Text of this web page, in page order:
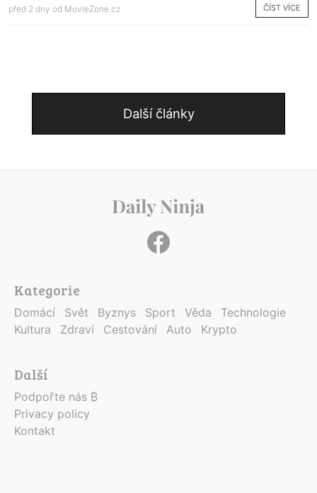
před 2 dny od MovieZone.cz ČÍST VÍCE
Další články
Kategorie
Domácí Svět Byznys Sport Věda
Technologie
Kultura
Zdraví Cestování Auto Krypto
Další
Podpořte nás ₿
Privacy policy
Kontakt